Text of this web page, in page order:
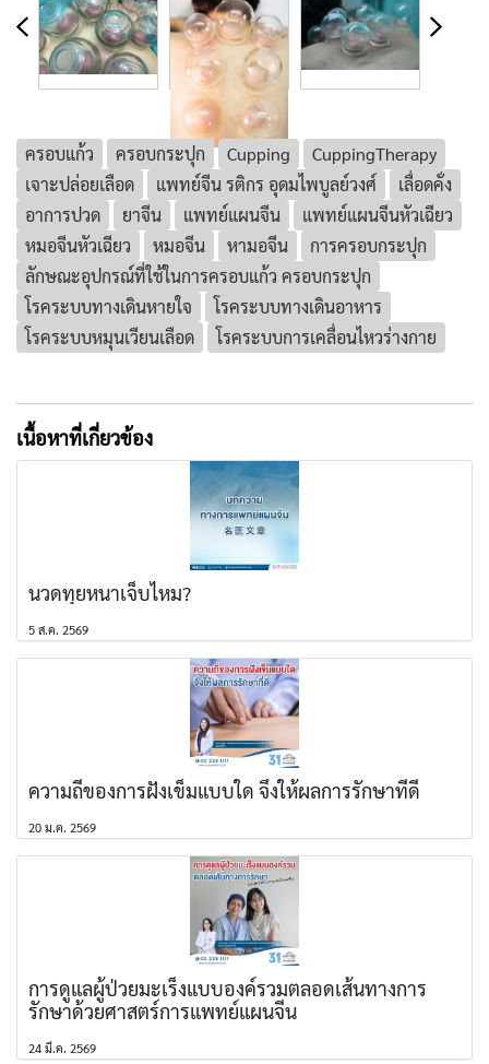
ครอบแก้ว ครอบกระปุก Cupping
CuppingTherapy
เจาะปล่อยเลือด
แพทย์จีน รติกร อุดมไพบูลย์วงศ์
เลื่อดคั่ง
อาการปวด
ยาจีน แพทย์แผนจีน
แพทย์แผนจีนหัวเฉียว
หมอจีนหัวเฉียว
หมอจีน หามอจีน
การครอบกระปุก
ลักษณะอุปกรณ์ที่ใช้ในการครอบแก้ว ครอบกระปุก
โรคระบบทางเดินหายใจ
โรคระบบทางเดินอาหาร
โรคระบบหมุนเวียนเลือด
โรคระบบการเคลื่อนไหวร่างกาย
เนื้อหาที่เกี่ยวข้อง
นวดทุยหนาเจ็บไหม?
5 ส.ค. 2569
ความถี่ของการฝังเข็มแบบใด จึงให้ผลการรักษาที่ดี
20 ม.ค. 2569
การดูแลผู้ป่วยมะเร็งแบบองค์รวมตลอดเส้นทางการ
รักษาด้วยศาสตร์การแพทย์แผนจีน
24 มี.ค. 2569